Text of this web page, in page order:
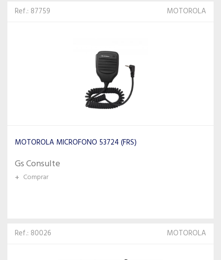
Ref.: 87759 MOTOROLA
MOTOROLA MICROFONO 53724 (FRS)
Gs Consulte
+ Comprar
Ref.: 80026 MOTOROLA